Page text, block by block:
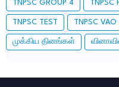
TNPSC GROUP 4 TNPSC
TNPSC TEST TNPSC VAO
முக்கிய தினங்கள்